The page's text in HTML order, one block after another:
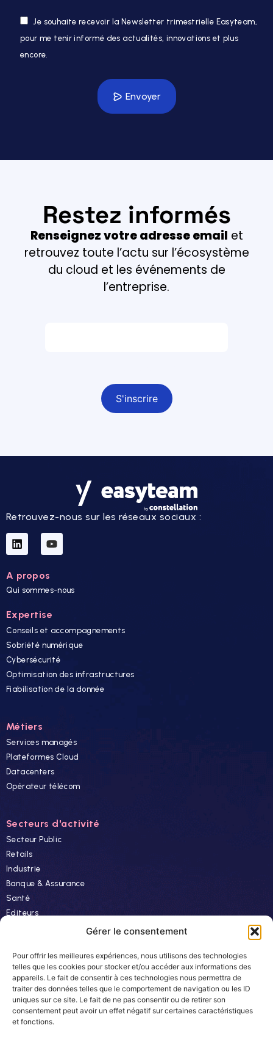
Gérer le consentement
Pour offrir les meilleures expériences, nous utilisons des technologies
telles que les cookies pour stocker et/ou accéder aux informations des
appareils. Le fait de consentir à ces technologies nous permettra de
traiter des données telles que le comportement de navigation ou les ID
uniques sur ce site. Le fait de ne pas consentir ou de retirer son
consentement peut avoir un effet négatif sur certaines caractéristiques
et fonctions.
Je souhaite recevoir la Newsletter trimestrielle Easyteam,
pour me tenir informé des actualités, innovations et plus
encore.
Envoyer
Restez informés
Renseignez votre adresse email et
retrouvez toute l’actu sur l’écosystème
du cloud et les événements de
l’entreprise.
Retrouvez-nous sur les réseaux sociaux :
A propos
Qui sommes-nous
Expertise
Conseils et accompagnements
Sobriété numérique
Cybersécurité
Optimisation des infrastructures
Fiabilisation de la donnée
Métiers
Services managés
Plateformes Cloud
Datacenters
Opérateur télécom
Secteurs d'activité
Secteur Public
Retails
Industrie
Banque & Assurance
Santé
Editeurs
Ressources
Actualités
Evénements
Autres